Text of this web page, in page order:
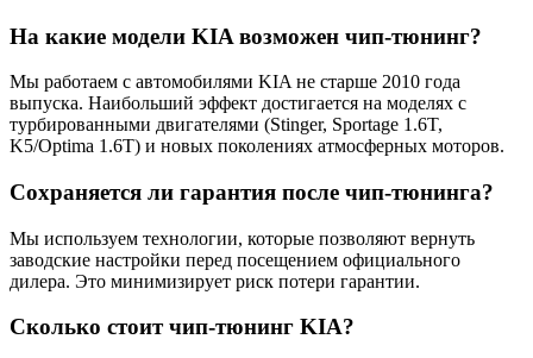
На какие модели KIA возможен чип-тюнинг?
Мы работаем с автомобилями KIA не старше 2010 года
выпуска. Наибольший эффект достигается на моделях с
турбированными двигателями (Stinger, Sportage 1.6T,
K5/Optima 1.6T) и новых поколениях атмосферных моторов.
Сохраняется ли гарантия после чип-тюнинга?
Мы используем технологии, которые позволяют вернуть
заводские настройки перед посещением официального
дилера. Это минимизирует риск потери гарантии.
Сколько стоит чип-тюнинг KIA?